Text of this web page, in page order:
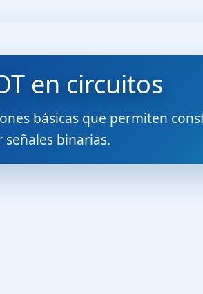
en circuitos
básicas que permiten
binarias.